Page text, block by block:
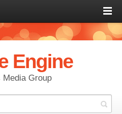
Engine
Media Group